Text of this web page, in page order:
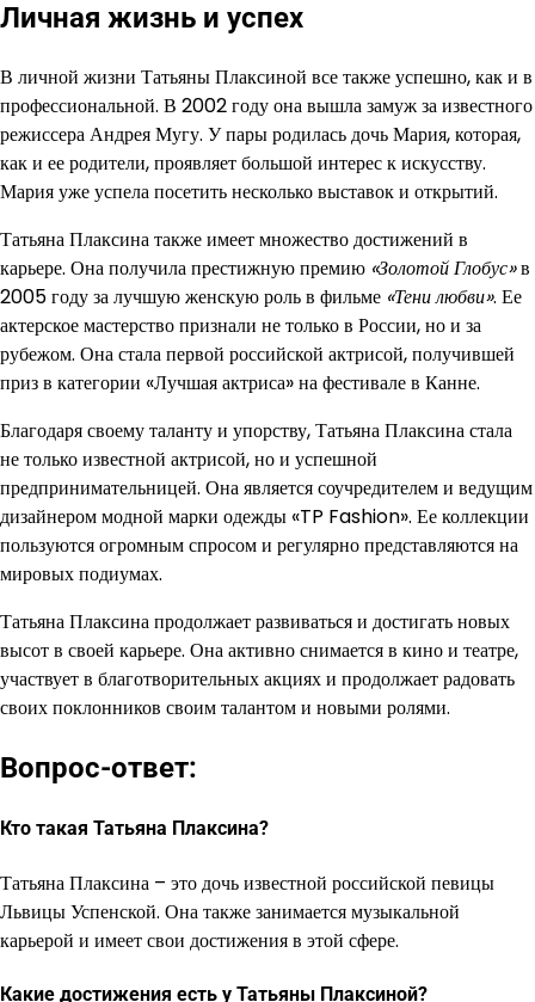
Личная жизнь и успех
В личной жизни Татьяны Плаксиной все также успешно, как и в
профессиональной. В 2002 году она вышла замуж за известного
режиссера Андрея Мугу. У пары родилась дочь Мария, которая,
как и ее родители, проявляет большой интерес к искусству.
Мария уже успела посетить несколько выставок и открытий.
Татьяна Плаксина также имеет множество достижений в
карьере. Она получила престижную премию «Золотой Глобус»в
2005 году за лучшую женскую роль в фильме «Тени любви». Ее
актерское мастерство признали не только в России, но и за
рубежом. Она стала первой российской актрисой, получившей
приз в категории «Лучшая актриса» на фестивале в Канне.
Благодаря своему таланту и упорству, Татьяна Плаксина стала
не только известной актрисой, но и успешной
предпринимательницей. Она является соучредителем и ведущим
дизайнером модной марки одежды «TP Fashion». Ее коллекции
пользуются огромным спросом и регулярно представляются на
мировых подиумах.
Татьяна Плаксина продолжает развиваться и достигать новых
высот в своей карьере. Она активно снимается в кино и театре,
участвует в благотворительных акциях и продолжает радовать
своих поклонников своим талантом и новыми ролями.
Вопрос-ответ:
Кто такая Татьяна Плаксина?
Татьяна Плаксина – это дочь известной российской певицы
Львицы Успенской. Она также занимается музыкальной
карьерой и имеет свои достижения в этой сфере.
Какие достижения есть у Татьяны Плаксиной?